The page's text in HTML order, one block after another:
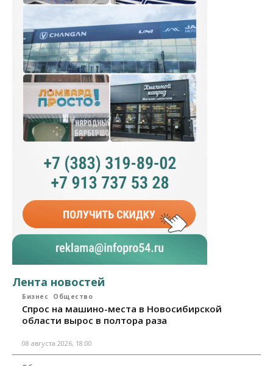
Лента новостей
Бизнес Общество
Спрос на машино-места в Новосибирской
области вырос в полтора раза
08 августа 2026, 18:00